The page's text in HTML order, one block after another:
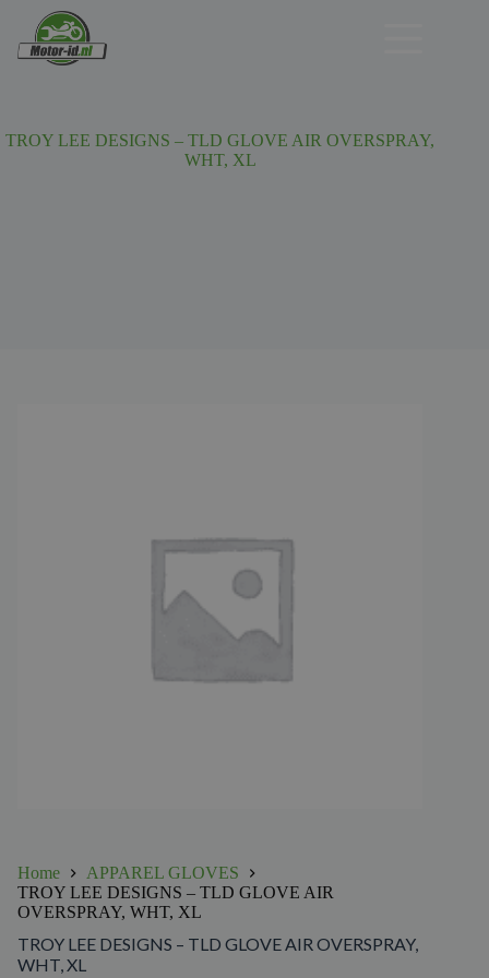
TROY LEE DESIGNS – TLD GLOVE AIR OVERSPRAY,
WHT, XL
Home
APPAREL GLOVES
TROY LEE DESIGNS – TLD GLOVE AIR
OVERSPRAY, WHT, XL
TROY LEE DESIGNS – TLD GLOVE AIR OVERSPRAY,
WHT, XL